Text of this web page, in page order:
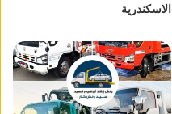
الاسكندرية